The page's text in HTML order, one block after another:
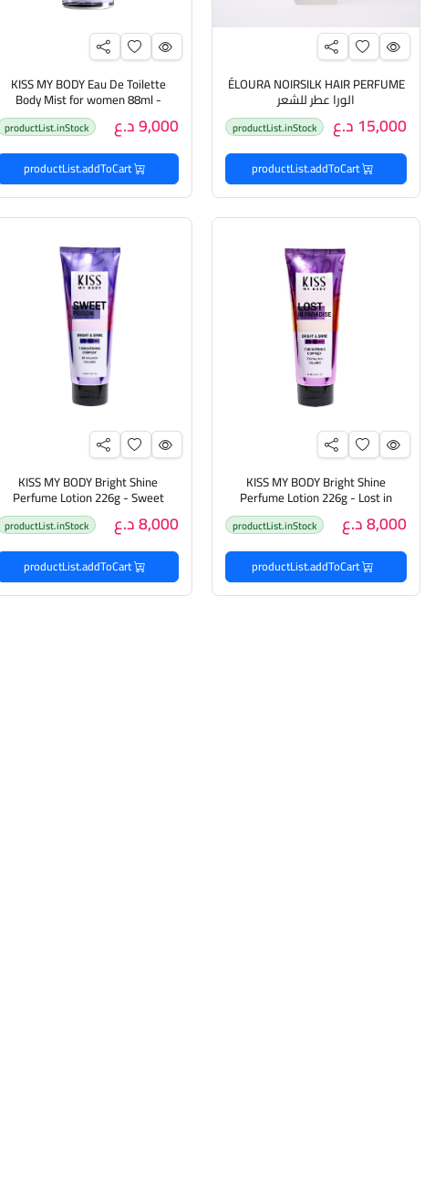
ÉLOURA NOIRSILK HAIR PERFUME
الورا عطر للشعر
15,000 د.ع productList.inStock
productList.addToCart
KISS MY BODY Eau De Toilette
Body Mist for women 88ml -
SWEET POISON مست عطري
بنفحات فاخرة للجسم9,000 د.ع productList.inStock
productList.addToCart
KISS MY BODY Bright Shine
Perfume Lotion 226g - Lost in
Paradise لوشن مرطب للجسم برائحة
اليوسفي وزنابق الوادي والعنبر
8,000 د.ع productList.inStock
productList.addToCart
KISS MY BODY Bright Shine
Perfume Lotion 226g - Sweet
Poison لوشن مرطب للجسم برائحة
الخوخ والورد والمسك8,000 د.ع productList.inStock
productList.addToCart